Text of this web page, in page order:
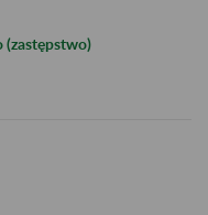
(zastępstwo)